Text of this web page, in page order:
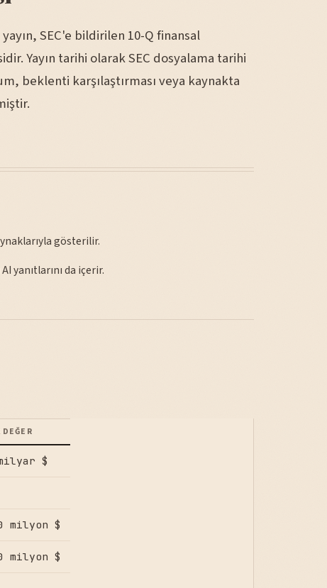
SEC'e bildirilen 10-Q finansal
Yayın tarihi olarak SEC dosyalama tarihi
beklenti karşılaştırması veya kaynakta
gösterilir.
yanıtlarını da içerir.
DEĞER
$
milyon $
milyon $